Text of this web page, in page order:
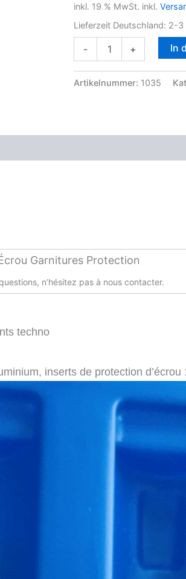
inkl. 19 % MwSt. inkl.
Lieferzeit Deutschland: 2-3
-
Socket
Écrou
+ In
Artikelnummer: 1035
Garnitures Protection
n’hésitez pas à nous contacter.
techno
inserts de protection d’écrou